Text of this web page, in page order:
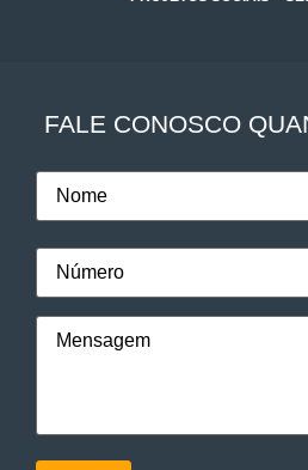
FALE CONOSCO